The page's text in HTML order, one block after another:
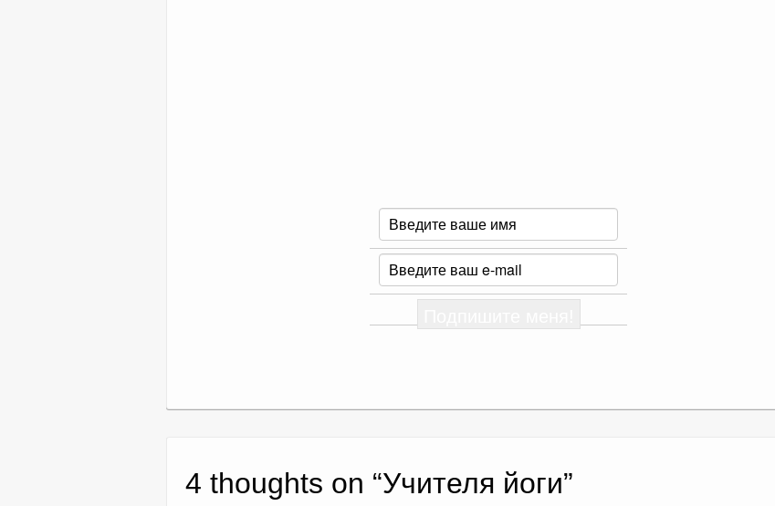
4 thoughts on “Учителя йоги”